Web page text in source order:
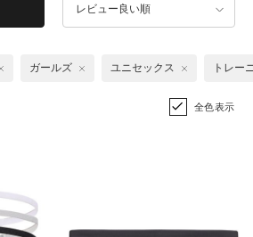
レビュー良い順
ガールズ ユニセックス トレー
全色表示